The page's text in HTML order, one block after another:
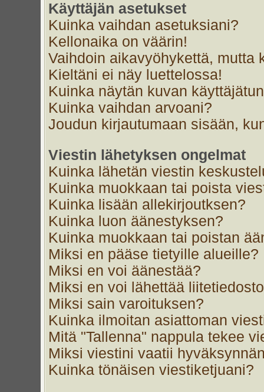
Käyttäjän asetukset
Kuinka vaihdan asetuksiani?
Kellonaika on väärin!
Vaihdoin aikavyöhykettä, mutta
Kieltäni ei näy luettelossa!
Kuinka näytän kuvan
Kuinka vaihdan arvoani?
Joudun kirjautumaan sisään,
Viestin lähetyksen ongelmat
Kuinka lähetän viestin
Kuinka muokkaan tai poista
Kuinka lisään allekirjoutksen?
Kuinka luon äänestyksen?
Kuinka muokkaan tai poistan
Miksi en pääse tietyille alueille?
Miksi en voi äänestää?
Miksi en voi lähettää
Miksi sain varoituksen?
Kuinka ilmoitan asiattoman
Mitä "Tallenna" nappula tekee
Miksi viestini vaatii
Kuinka tönäisen viestiketjuani?